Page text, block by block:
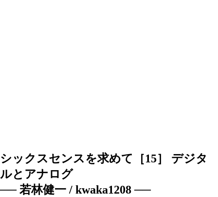
シックスセンスを求めて［15］ デジタ
ルとアナログ
── 若林健一 / kwaka1208 ──